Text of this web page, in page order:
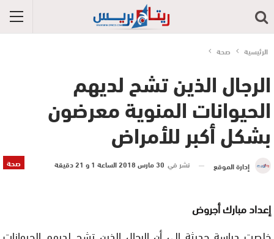
الرئيسية صحة
الرجال الذين تشح لديهم
الحيوانات المنوية معرضون
بشكل أكبر للأمراض
صحة إدارة الموقع نشر في 30 مارس 2018 الساعة 1 و 21 دقيقة
إعداد مبارك أجروض
خلصت دراسة حديثة إلى أن الرجال الذين تشح لديهم الحيوانات